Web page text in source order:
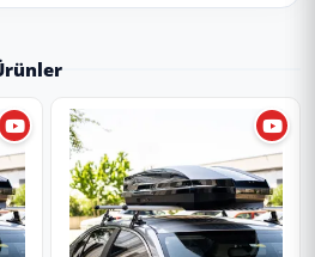
tüm model yıllarına
paket farklılık (Makyajlı/Makyajsız)
ve uzun ömürlü malzeme.